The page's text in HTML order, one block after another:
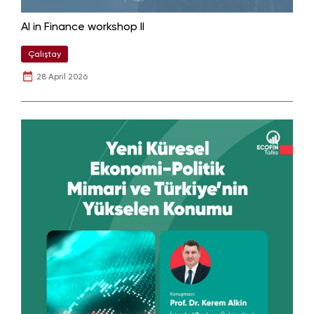
AI in Finance workshop II
Çalıştay
28 April 2026